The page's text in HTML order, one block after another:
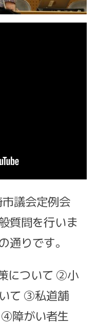
議会定例会
質問を行いま
通りです。
について ②小
て ③私道舗
障がい者生